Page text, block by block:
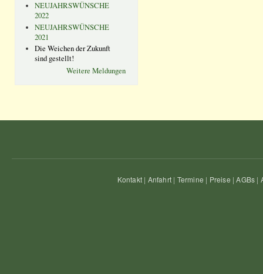
NEUJAHRSWÜNSCHE
2022
NEUJAHRSWÜNSCHE
2021
Die Weichen der Zukunft
sind gestellt!
Weitere Meldungen
Kontakt | Anfahrt | Termine | Preise |AGBs |